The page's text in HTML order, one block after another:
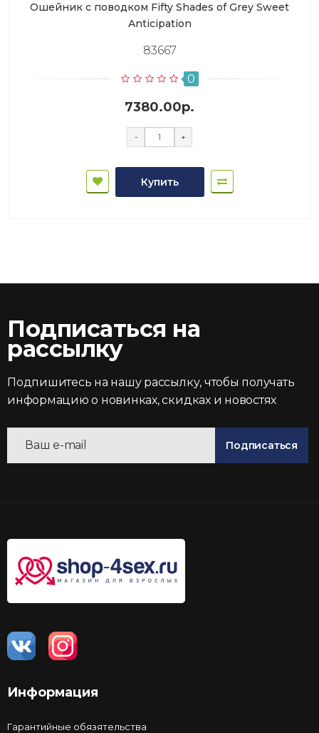
Ошейник с поводком Fifty Shades of Grey Sweet
Anticipation
83667
0
7380.00р.
- +
Купить
Подписаться на
рассылку
Подпишитесь на нашу рассылку, чтобы получать
информацию о новинках, скидках и новостях
Подписаться
Информация
Гарантийные обязятельства